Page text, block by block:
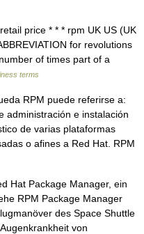
price * * * rpm UK US (UK
for revolutions
of times part of a
terms
RPM puede referirse a:
administración e instalación
de varias plataformas
o afines a Red Hat. RPM
Hat Package Manager, ein
RPM Package Manager
des Space Shuttle
von